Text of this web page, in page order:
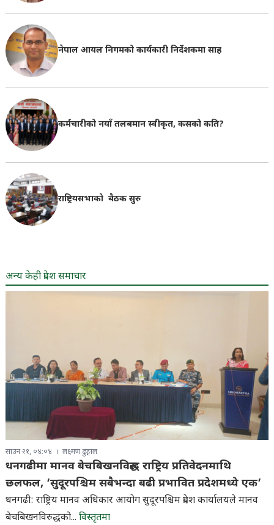
नेपाल आयल निगमको कार्यकारी निर्देशकमा साह
कर्मचारीको नयाँ तलबमान स्वीकृत, कसको कति?
राष्ट्रियसभाको बैठक सुरु
अन्य केही प्रदेश समाचार
साउन २१, ०४:०४ लक्ष्मण ढुङ्गाल
धनगढीमा मानव बेचबिखनविरुद्ध राष्ट्रिय प्रतिवेदनमाथि
छलफल, ‘सुदूरपश्चिम सबैभन्दा बढी प्रभावित प्रदेशमध्ये एक’
धनगढी: राष्ट्रिय मानव अधिकार आयोग सुदूरपश्चिम प्रदेश कार्यालयले मानव
बेचबिखनविरुद्धको... विस्तृतमा